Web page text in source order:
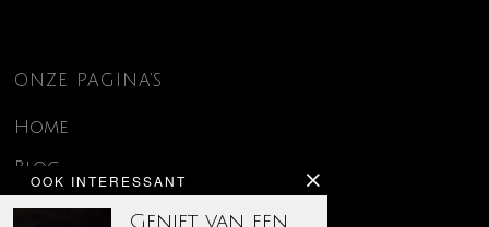
OOK INTERESSANT
Geniet van een
ONZE PAGINA’S
Home
Blog
Contact